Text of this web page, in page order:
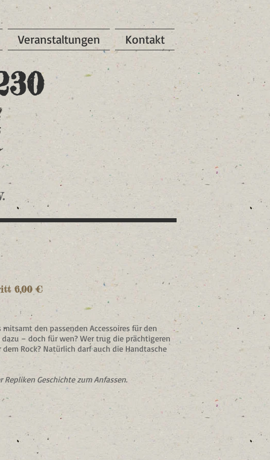
Veranstaltungen Kontakt
6,00 €
den passenden Accessoires für den
– doch für wen? Wer trug die prächtigeren
Rock? Natürlich darf auch die Handtasche
Geschichte zum Anfassen.